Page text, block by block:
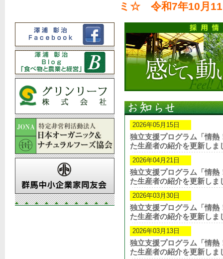
ミ☆ 令和7年10月
2026年05月15日
独立支援プログラム「情熱
た生産者の紹介を更新しま
2026年04月21日
独立支援プログラム「情熱
た生産者の紹介を更新しま
2026年03月30日
独立支援プログラム「情熱
た生産者の紹介を更新しま
2026年03月13日
独立支援プログラム「情熱
た生産者の紹介を更新しま